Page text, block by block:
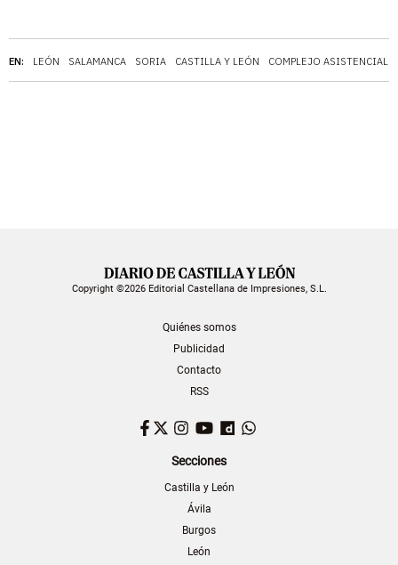
EN: LEÓN SALAMANCA SORIA CASTILLA Y LEÓN COMPLEJO ASISTENCIAL
Copyright ©2026 Editorial Castellana de Impresiones, S.L.
Quiénes somos
Publicidad
Contacto
RSS
Facebook
TwitterInstagram
YouTubeDailymotion
Secciones
Castilla y León
Ávila
Burgos
León